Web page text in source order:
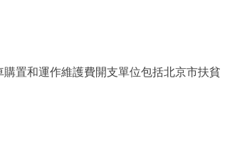
置和運作維護費開支單位包括北京市扶貧